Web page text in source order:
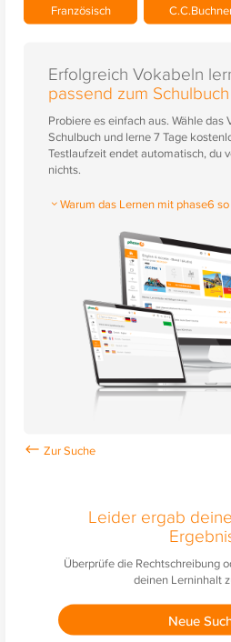
Französisch
Erfolgreich Vokabeln
passend zum Schulbuch
Probiere es einfach aus. Wähle das
Schulbuch und lerne 7 Tage
Testlaufzeit endet automatisch, du
nichts.
Warum das Lernen mit phase6
Leider ergab
Überprüfe die Rechtschreibung
deinen Lerninhalt
Neue